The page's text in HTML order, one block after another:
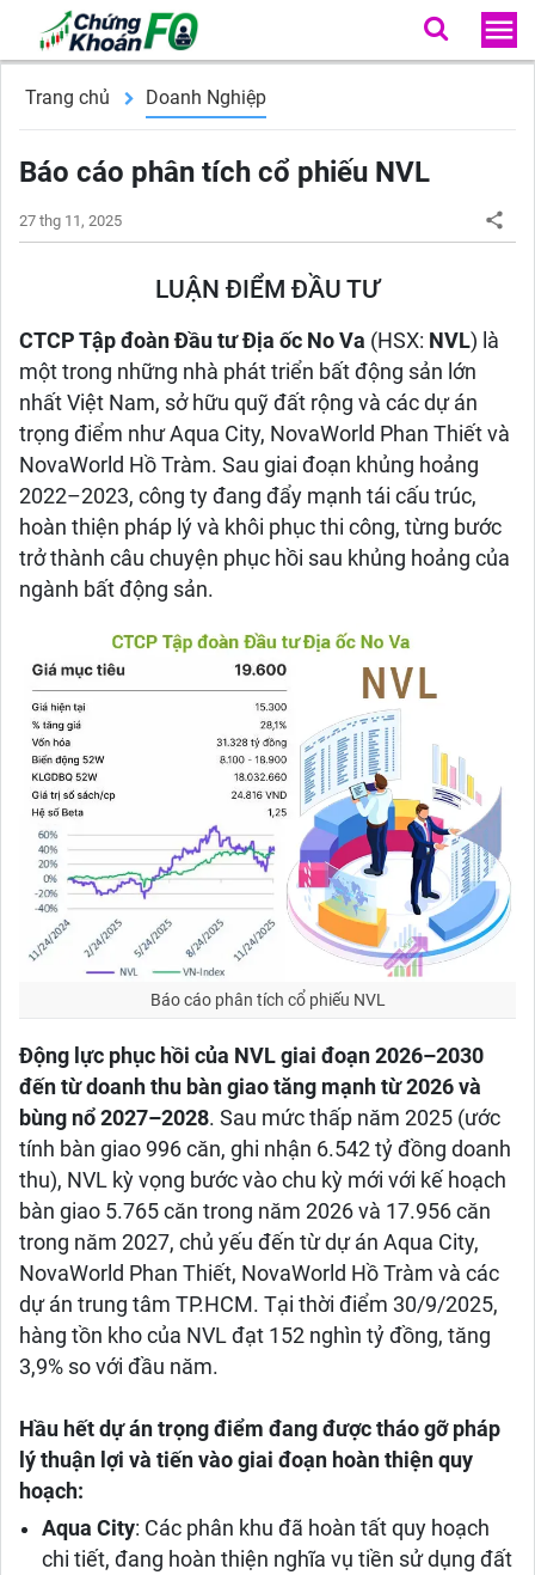
Trang chủ Doanh Nghiệp
Báo cáo phân tích cổ phiếu NVL
27 thg 11, 2025
LUẬN ĐIỂM ĐẦU TƯ
CTCP Tập đoàn Đầu tư Địa ốc No Va (HSX: NVL) là
một trong những nhà phát triển bất động sản lớn
nhất Việt Nam, sở hữu quỹ đất rộng và các dự án
trọng điểm như Aqua City, NovaWorld Phan Thiết và
NovaWorld Hồ Tràm. Sau giai đoạn khủng hoảng
2022–2023, công ty đang đẩy mạnh tái cấu trúc,
hoàn thiện pháp lý và khôi phục thi công, từng bước
trở thành câu chuyện phục hồi sau khủng hoảng của
ngành bất động sản.
Báo cáo phân tích cổ phiếu NVL
Động lực phục hồi của NVL giai đoạn 2026–2030
đến từ doanh thu bàn giao tăng mạnh từ 2026 và
bùng nổ 2027–2028. Sau mức thấp năm 2025 (ước
tính bàn giao 996 căn, ghi nhận 6.542 tỷ đồng doanh
thu), NVL kỳ vọng bước vào chu kỳ mới với kế hoạch
bàn giao 5.765 căn trong năm 2026 và 17.956 căn
trong năm 2027, chủ yếu đến từ dự án Aqua City,
NovaWorld Phan Thiết, NovaWorld Hồ Tràm và các
dự án trung tâm TP.HCM. Tại thời điểm 30/9/2025,
hàng tồn kho của NVL đạt 152 nghìn tỷ đồng, tăng
3,9% so với đầu năm.
Hầu hết dự án trọng điểm đang được tháo gỡ pháp
lý thuận lợi và tiến vào giai đoạn hoàn thiện quy
hoạch:
Aqua City: Các phân khu đã hoàn tất quy hoạch
chi tiết, đang hoàn thiện nghĩa vụ tiền sử dụng đất